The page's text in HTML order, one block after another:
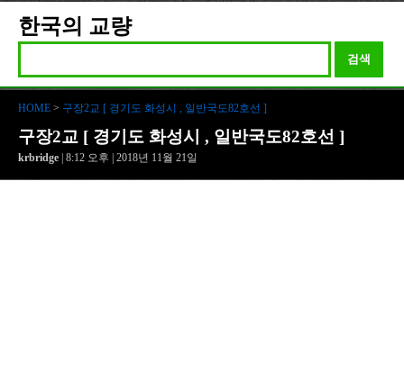
한국의 교량
검색
HOME > 구장2교 [ 경기도 화성시 , 일반국도82호선 ]
구장2교 [ 경기도 화성시 , 일반국도82호선 ]
krbridge | 8:12 오후 | 2018년 11월 21일